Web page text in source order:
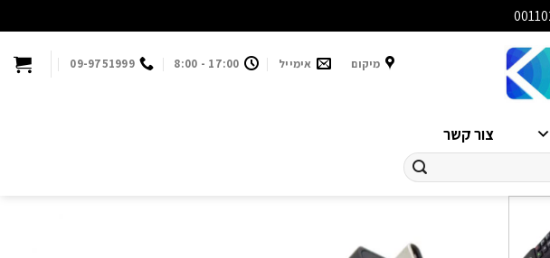
מיקום אימייל 17:00 - 8:00
09-9751999
צור קשר